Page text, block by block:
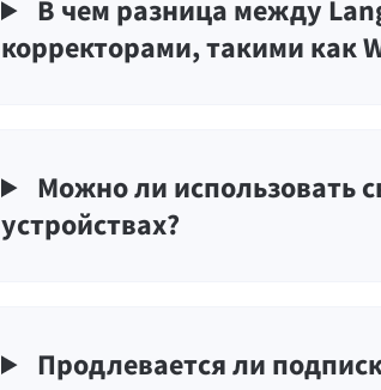
В чем разница между
корректорами, такими как
Можно ли использовать
устройствах?
Продлевается ли